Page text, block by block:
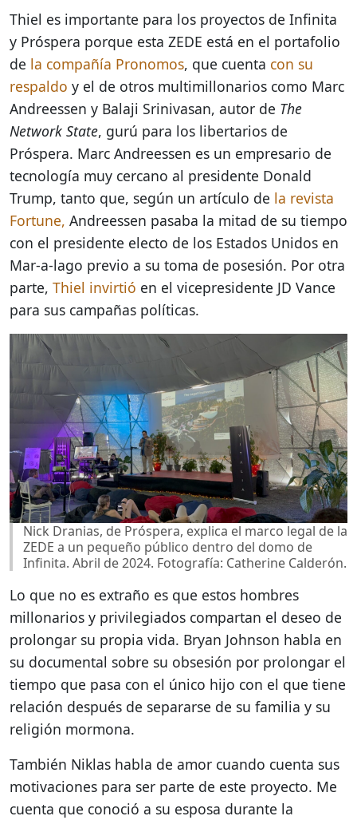
Thiel es importante para los proyectos de Infinita
y Próspera porque esta ZEDE está en el portafolio
de la compañía ​​Pronomos, que cuenta con su
respaldo y el de otros multimillonarios como Marc
Andreessen y Balaji Srinivasan, autor de The
Network State, gurú para los libertarios de
Próspera. Marc Andreessen es un empresario de
tecnología muy cercano al presidente Donald
Trump, tanto que, según un artículo de la revista
Fortune, Andreessen pasaba la mitad de su tiempo
con el presidente electo de los Estados Unidos en
Mar-a-lago previo a su toma de posesión. Por otra
parte, Thiel invirtió en el vicepresidente JD Vance
para sus campañas políticas.
Nick Dranias, de Próspera, explica el marco legal de la
ZEDE a un pequeño público dentro del domo de
Infinita. Abril de 2024. Fotografía: Catherine Calderón.
Lo que no es extraño es que estos hombres
millonarios y privilegiados compartan el deseo de
prolongar su propia vida. Bryan Johnson habla en
su documental sobre su obsesión por prolongar el
tiempo que pasa con el único hijo con el que tiene
relación después de separarse de su familia y su
religión mormona.
También Niklas habla de amor cuando cuenta sus
motivaciones para ser parte de este proyecto. Me
cuenta que conoció a su esposa durante la